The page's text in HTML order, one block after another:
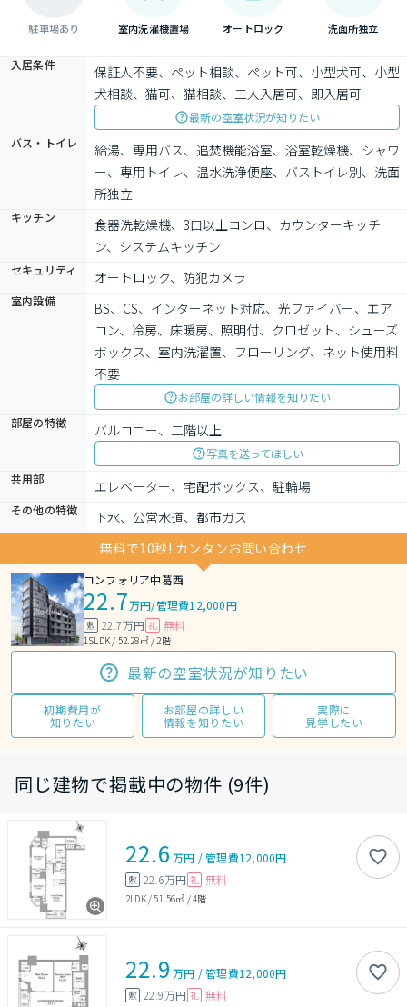
駐車場あり 室内洗濯機置場 オートロック 洗面所独立
入居条件
保証人不要、ペット相談、ペット可、小型犬可、小型
犬相談、猫可、猫相談、二人入居可、即入居可
最新の空室状況が知りたい
バス・トイレ
給湯、専用バス、追焚機能浴室、浴室乾燥機、シャワ
ー、専用トイレ、温水洗浄便座、バストイレ別、洗面
所独立
キッチン
食器洗乾燥機、3口以上コンロ、カウンターキッチ
ン、システムキッチン
セキュリティ オートロック、防犯カメラ
室内設備
BS、CS、インターネット対応、光ファイバー、エア
コン、冷房、床暖房、照明付、クロゼット、シューズ
ボックス、室内洗濯置、フローリング、ネット使用料
不要
お部屋の詳しい情報を知りたい
部屋の特徴
バルコニー、二階以上
写真を送ってほしい
共用部
エレベーター、宅配ボックス、駐輪場
その他の特徴
下水、公営水道、都市ガス
無料で10秒! カンタンお問い合わせ
コンフォリア中葛西
22.7万円/管理費12,000円
敷 22.7万円 礼 無料
1SLDK / 52.28㎡ / 2階
最新の空室状況が知りたい
初期費用が
知りたい
お部屋の詳しい
情報を知りたい
実際に
見学したい
同じ建物で掲載中の物件 (9件)
22.6 万円 /管理費12,000円
敷 22.6万円 礼 無料
2LDK/51.56㎡ /4階
22.9 万円 /管理費12,000円
敷 22.9万円 礼 無料